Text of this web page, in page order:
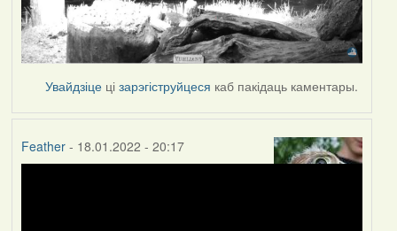
Увайдзіце цізарэгіструйцеся каб пакідаць каментары.
Feather- 18.01.2022 - 20:17